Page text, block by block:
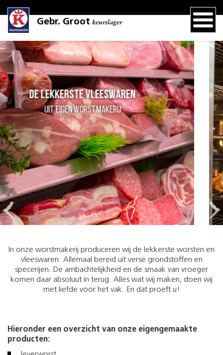
Gebr. Groot keurslager
Grillspecialiteiten
onze grill draait iedere dag!
In onze worstmakerij produceren wij de lekkerste worsten en
vleeswaren. Allemaal bereid uit verse grondstoffen en
specerijen. De ambachtelijkheid en de smaak van vroeger
komen daar absoluut in terug. Alles wat wij maken, doen wij
met liefde voor het vak. En dat proeft u!
Hieronder een overzicht van onze eigengemaakte
producten: